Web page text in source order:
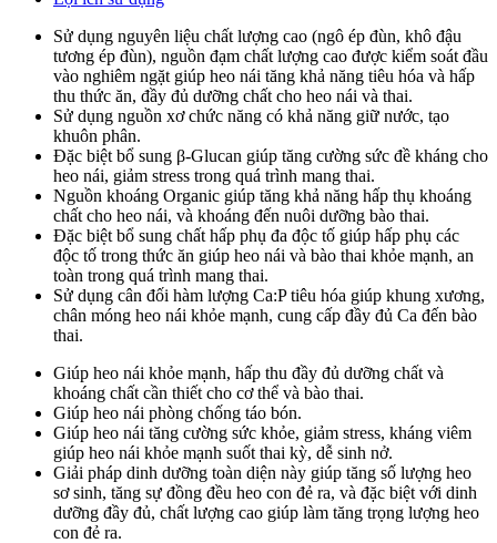
Sử dụng nguyên liệu chất lượng cao (ngô ép đùn, khô đậu
tương ép đùn), nguồn đạm chất lượng cao được kiểm soát đầu
vào nghiêm ngặt giúp heo nái tăng khả năng tiêu hóa và hấp
thu thức ăn, đầy đủ dưỡng chất cho heo nái và thai.
Sử dụng nguồn xơ chức năng có khả năng giữ nước, tạo
khuôn phân.
Đặc biệt bổ sung β-Glucan giúp tăng cường sức đề kháng cho
heo nái, giảm stress trong quá trình mang thai.
Nguồn khoáng Organic giúp tăng khả năng hấp thụ khoáng
chất cho heo nái, và khoáng đến nuôi dưỡng bào thai.
Đặc biệt bổ sung chất hấp phụ đa độc tố giúp hấp phụ các
độc tố trong thức ăn giúp heo nái và bào thai khỏe mạnh, an
toàn trong quá trình mang thai.
Sử dụng cân đối hàm lượng Ca:P tiêu hóa giúp khung xương,
chân móng heo nái khỏe mạnh, cung cấp đầy đủ Ca đến bào
thai.
Giúp heo nái khỏe mạnh, hấp thu đầy đủ dưỡng chất và
khoáng chất cần thiết cho cơ thể và bào thai.
Giúp heo nái phòng chống táo bón.
Giúp heo nái tăng cường sức khỏe, giảm stress, kháng viêm
giúp heo nái khỏe mạnh suốt thai kỳ, dễ sinh nở.
Giải pháp dinh dưỡng toàn diện này giúp tăng số lượng heo
sơ sinh, tăng sự đồng đều heo con đẻ ra, và đặc biệt với dinh
dưỡng đầy đủ, chất lượng cao giúp làm tăng trọng lượng heo
con đẻ ra.